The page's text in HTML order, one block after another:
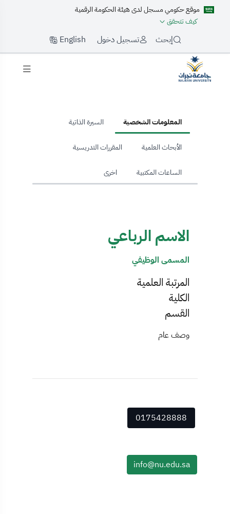
موقع حكومي مسجل لدى هيئة الحكومة الرقمية
كيف تتحقق
إبحث تسجيل دخول English
المعلومات الشخصية السيرة الذاتية
الأبحاث العلمية المقررات التدريسية
الساعات المكتبية اخرى
الاسم الرباعي
المسمى الوظيفي
المرتبة العلمية
الكلية
القسم
وصف عام
0175428888
info@nu.edu.sa